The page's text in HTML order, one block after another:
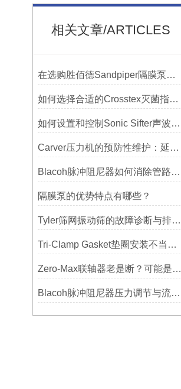
相关文章/ARTICLES
在选购胜佰德Sandpiper隔膜泵时应该注意哪些关键参数？
如何选择合适的Crosstex灭菌指示标签？
如何设置和控制Sonic Sifter声波振动筛的振动频率和振幅？
Carver压力机的预防性维护：延长使用寿命的技巧
Blacoh脉冲阻尼器如何消除管路振动与噪音？
隔膜泵的优势特点有哪些？
Tyler筛网振动筛的故障诊断与排除方法总结
Tri-Clamp Gasket垫圈安装不当导致的泄漏问题及预防
Zero-Max联轴器老是断？可能是选型没考虑径向偏差
Blacoh脉冲阻尼器压力调节与流量匹配技巧